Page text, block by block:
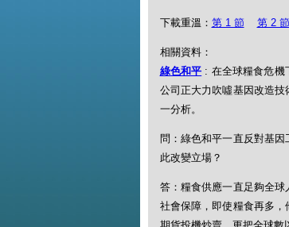
下載重溫： 第 1 節 第 2 節
相關資料：
綠色和平 : 在全球糧食危機
公司正大力吹噓基因改造
一分析。
問：綠色和平一直反對基
此改變立場？
答：糧食供應一直足夠全
社會保障，即使糧食再多